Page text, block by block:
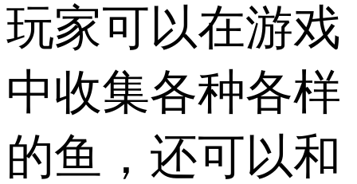
玩家可以在游戏
中收集各种各样
的鱼，还可以和